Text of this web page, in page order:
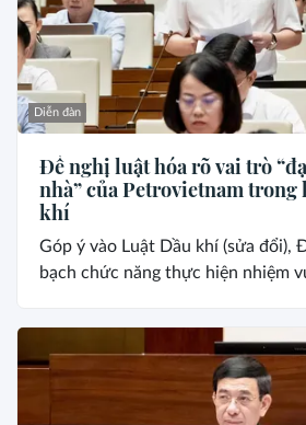
Diễn đàn
Đề nghị luật hóa rõ vai trò
nhà” của Petrovietnam trong
khí
Góp ý vào Luật Dầu khí (sửa đổi),
bạch chức năng thực hiện nhiệm